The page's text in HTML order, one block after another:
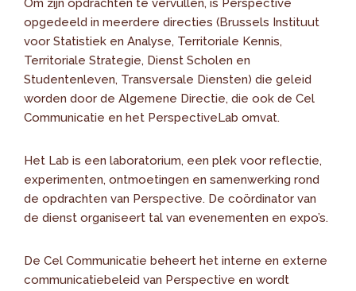
Om zijn opdrachten te vervullen, is Perspective
opgedeeld in meerdere directies (Brussels Instituut
voor Statistiek en Analyse, Territoriale Kennis,
Territoriale Strategie, Dienst Scholen en
Studentenleven, Transversale Diensten) die geleid
worden door de Algemene Directie, die ook de Cel
Communicatie en het PerspectiveLab omvat.
Het Lab is een laboratorium, een plek voor reflectie,
experimenten, ontmoetingen en samenwerking rond
de opdrachten van Perspective. De coördinator van
de dienst organiseert tal van evenementen en expo’s.
De Cel Communicatie beheert het interne en externe
communicatiebeleid van Perspective en wordt